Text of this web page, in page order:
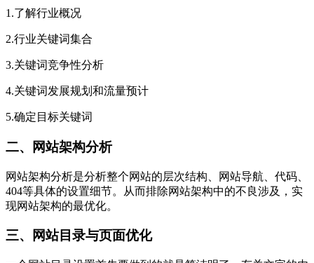
1.了解行业概况
2.行业关键词集合
3.关键词竞争性分析
4.关键词发展规划和流量预计
5.确定目标关键词
二、网站架构分析
网站架构分析是分析整个网站的层次结构、网站导航、代码、
404等具体的设置细节。从而排除网站架构中的不良涉及，实
现网站架构的最优化。
三、网站目录与页面优化